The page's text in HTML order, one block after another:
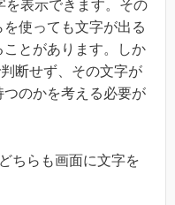
を表示できます。その
使っても文字が出る
とがあります。しか
断せず、その文字が
のかを考える必要が
ちらも画面に文字を